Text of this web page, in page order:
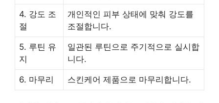
4. 강도 조
절
개인적인 피부 상태에 맞춰 강도를
조절합니다.
5. 루틴 유
지
일관된 루틴으로 주기적으로 실시합
니다.
6. 마무리 스킨케어 제품으로 마무리합니다.